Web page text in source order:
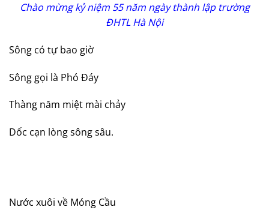
Chào mừng kỷ niệm 55 năm ngày thành lập trường
ĐHTL Hà Nội
Sông có tự bao giờ
Sông gọi là Phó Đáy
Thàng năm miệt mài chảy
Dốc cạn lòng sông sâu.
Nước xuôi về Móng Cầu